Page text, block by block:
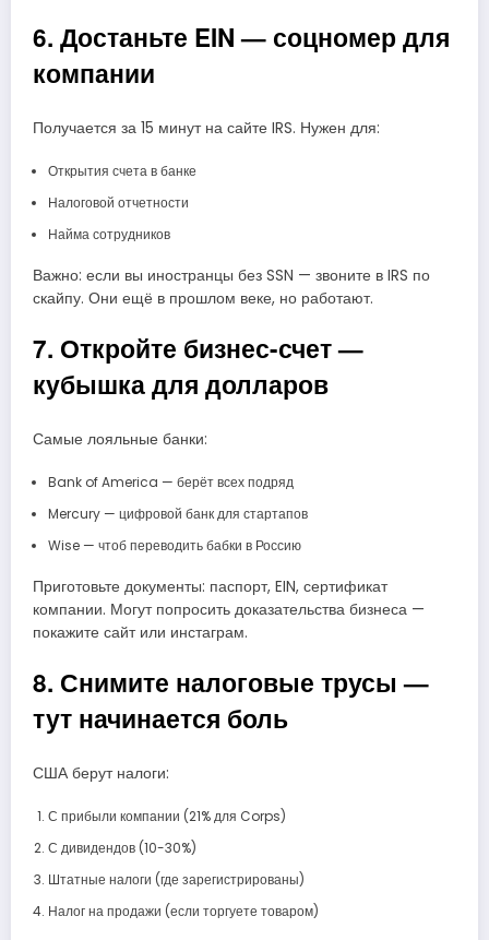
6. Достаньте EIN — соцномер для
компании
Получается за 15 минут на сайте IRS. Нужен для:
Открытия счета в банке
Налоговой отчетности
Найма сотрудников
Важно: если вы иностранцы без SSN — звоните в IRS по
скайпу. Они ещё в прошлом веке, но работают.
7. Откройте бизнес-счет —
кубышка для долларов
Самые лояльные банки:
Bank of America — берёт всех подряд
Mercury — цифровой банк для стартапов
Wise — чтоб переводить бабки в Россию
Приготовьте документы: паспорт, EIN, сертификат
компании. Могут попросить доказательства бизнеса —
покажите сайт или инстаграм.
8. Снимите налоговые трусы —
тут начинается боль
США берут налоги:
С прибыли компании (21% для Corps)
С дивидендов (10-30%)
Штатные налоги (где зарегистрированы)
Налог на продажи (если торгуете товаром)